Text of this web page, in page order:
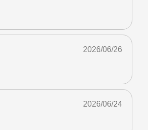
2026/06/26
2026/06/24